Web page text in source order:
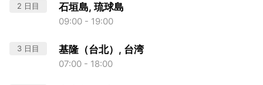
2 日目 石垣島, 琉球島
09:00 - 19:00
3 日目 基隆（台北）, 台湾
07:00 - 18:00